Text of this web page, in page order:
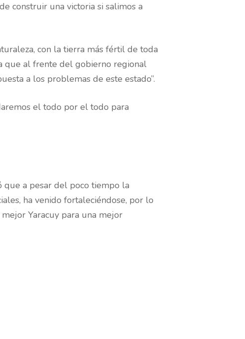
construir una victoria si salimos a
con la tierra más fértil de toda
que al frente del gobierno regional
a los problemas de este estado”.
el todo por el todo para
que a pesar del poco tiempo la
ha venido fortaleciéndose, por lo
Yaracuy para una mejor